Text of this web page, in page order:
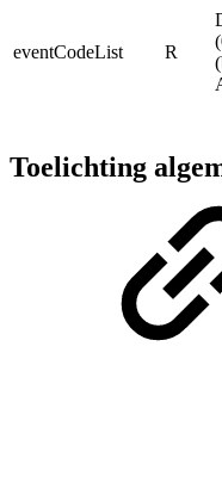
eventCodeList R
Toelichting